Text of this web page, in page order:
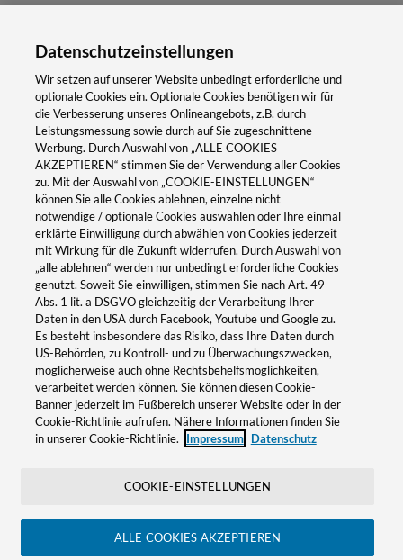
Impressum
Datenschutzerklärung
Smart Cabinet Building
Klingenbergstraße 26
32758 Detmold
phone +49 5231 14-0
fax +49 5231 14-292083
Datenschutzeinstellungen
Wir setzen auf unserer Website unbedingt erforderliche und
optionale Cookies ein. Optionale Cookies benötigen wir für
die Verbesserung unseres Onlineangebots, z.B. durch
Leistungsmessung sowie durch auf Sie zugeschnittene
Werbung. Durch Auswahl von „ALLE COOKIES
AKZEPTIEREN“ stimmen Sie der Verwendung aller Cookies
zu. Mit der Auswahl von „COOKIE-EINSTELLUNGEN“
können Sie alle Cookies ablehnen, einzelne nicht
notwendige / optionale Cookies auswählen oder Ihre einmal
erklärte Einwilligung durch abwählen von Cookies jederzeit
mit Wirkung für die Zukunft widerrufen. Durch Auswahl von
„alle ablehnen“ werden nur unbedingt erforderliche Cookies
genutzt. Soweit Sie einwilligen, stimmen Sie nach Art. 49
Abs. 1 lit. a DSGVO gleichzeitig der Verarbeitung Ihrer
Daten in den USA durch Facebook, Youtube und Google zu.
Es besteht insbesondere das Risiko, dass Ihre Daten durch
US-Behörden, zu Kontroll- und zu Überwachungszwecken,
möglicherweise auch ohne Rechtsbehelfsmöglichkeiten,
verarbeitet werden können. Sie können diesen Cookie-
Banner jederzeit im Fußbereich unserer Website oder in der
Cookie-Richtlinie aufrufen. Nähere Informationen finden Sie
in unserer Cookie-Richtlinie.
Impressum Datenschutz
COOKIE-EINSTELLUNGEN
ALLE COOKIES AKZEPTIEREN